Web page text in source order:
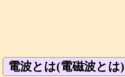
電波とは(電磁波とは)